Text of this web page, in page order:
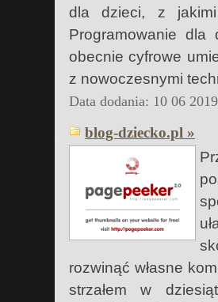
dla dzieci, z jakimi
Programowanie
obecnie cyfrowe
z nowoczesnymi
Data dodania: 10 06
blog-dziecko.pl »
rozwinąć własne
strzałem w